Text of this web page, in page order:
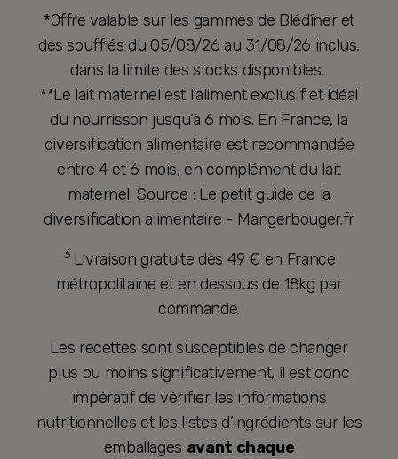
*Offre valable sur les gammes de Blédîner et
des soufflés du 05/08/26 au 31/08/26 inclus,
dans la limite des stocks disponibles.
**Le lait maternel est l’aliment exclusif et idéal
du nourrisson jusqu’à 6 mois. En France, la
diversification alimentaire est recommandée
entre 4 et 6 mois, en complément du lait
maternel. Source : Le petit guide de la
diversification alimentaire - Mangerbouger.fr
3 Livraison gratuite dès 49 € en France
métropolitaine et en dessous de 18kg par
commande.
Les recettes sont susceptibles de changer
plus ou moins significativement, il est donc
impératif de vérifier les informations
nutritionnelles et les listes d’ingrédients sur les
emballages avant chaque